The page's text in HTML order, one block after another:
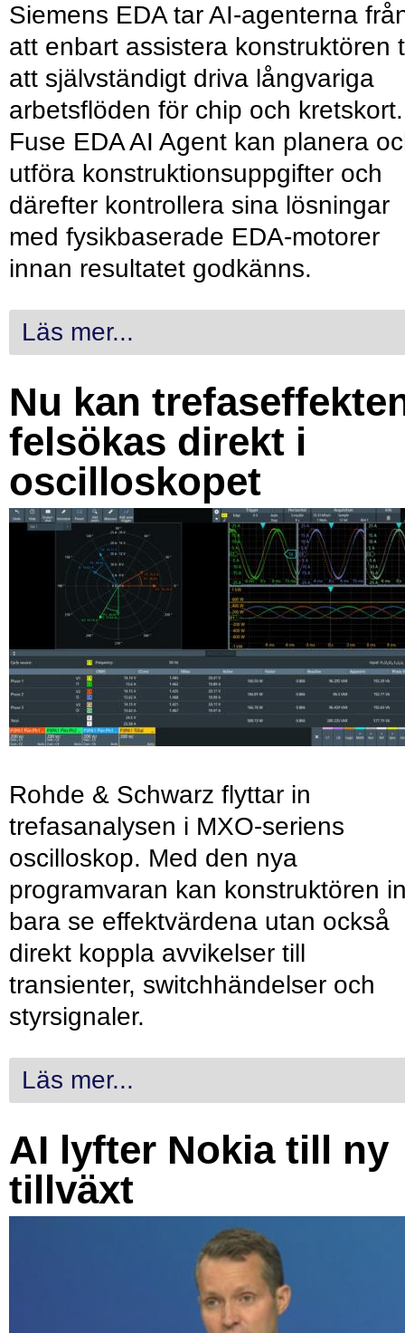
Siemens EDA tar AI-agenterna
att enbart assistera konstruktören
att självständigt driva långvariga
arbetsflöden för chip och kretskort.
Fuse EDA AI Agent kan planera
utföra konstruktionsuppgifter och
därefter kontrollera sina lösningar
med fysikbaserade EDA-motorer
innan resultatet godkänns.
Läs mer...
Nu kan
felsökas direkt i
oscilloskopet
Rohde & Schwarz flyttar in
trefasanalysen i MXO-seriens
oscilloskop. Med den nya
programvaran kan konstruktören
bara se effektvärdena utan också
direkt koppla avvikelser till
transienter, switchhändelser och
styrsignaler.
Läs mer...
AI lyfter Nokia till ny
tillväxt